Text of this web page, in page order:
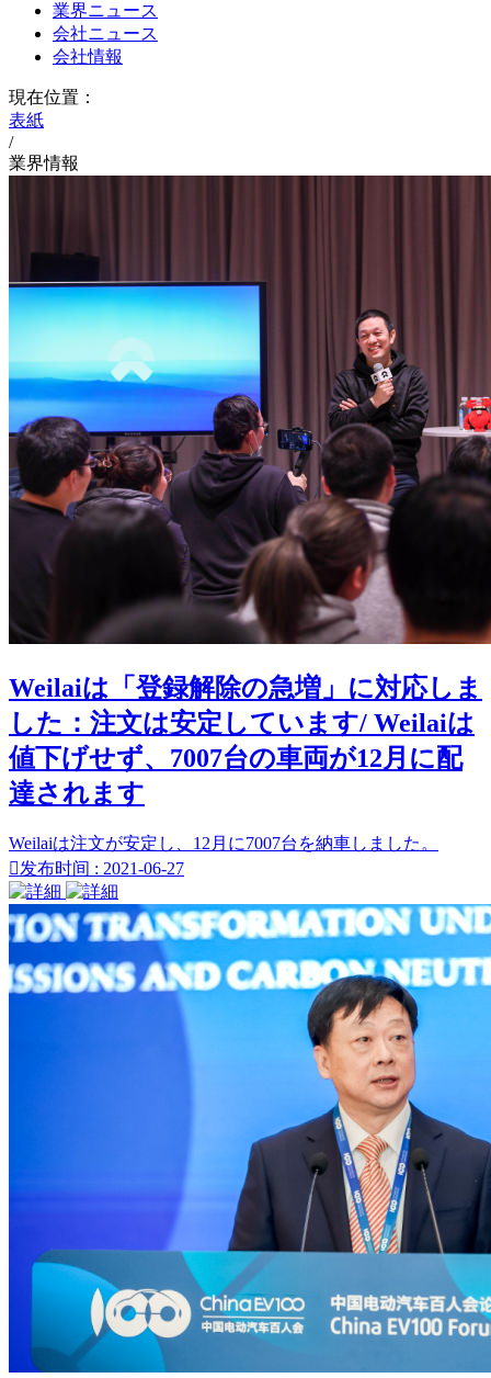
業界ニュース
会社ニュース
会社情報
現在位置：
表紙
/
業界情報
Weilaiは「登録解除の急増」に対応しま
した：注文は安定しています/ Weilaiは
値下げせず、7007台の車両が12月に配
達されます
Weilaiは注文が安定し、12月に7007台を納車しました。
发布时间 : 2021-06-27